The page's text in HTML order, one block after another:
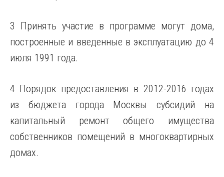
3 Принять участие в программе могут дома,
построенные и введенные в эксплуатацию до 4
июля 1991 года.
4 Порядок предоставления в 2012-2016 годах
из бюджета города Москвы субсидий на
капитальный ремонт общего имущества
собственников помещений в многоквартирных
домах.